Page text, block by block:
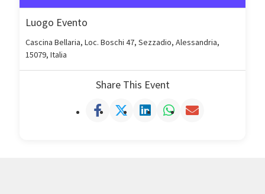
Luogo Evento
Cascina Bellaria, Loc. Boschi 47, Sezzadio, Alessandria,
15079, Italia
Share This Event